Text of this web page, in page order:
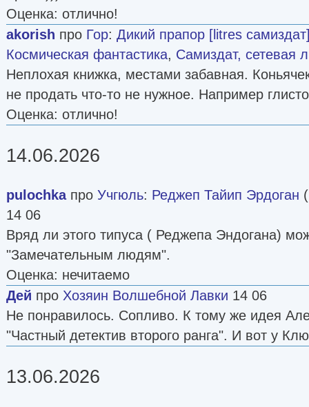
Оценка: отлично!
akorish про Гор: Дикий прапор [litres
Космическая фантастика, Самиздат, сетевая
Неплохая книжка, местами забавная.
не продать что-то не нужное. Например
Оценка: отлично!
14.06.2026
pulochkaпро Учгюль: Реджеп Тайип Эрдоган (
14 06
Вряд ли этого типуса ( Реджепа Эндогана)
"Замечательным людям".
Оценка: нечитаемо
Дей про Хозяин Волшебной Лавки 14 06
Не понравилось. Сопливо. К тому же идея
"Частный детектив второго ранга". И вот у
13.06.2026